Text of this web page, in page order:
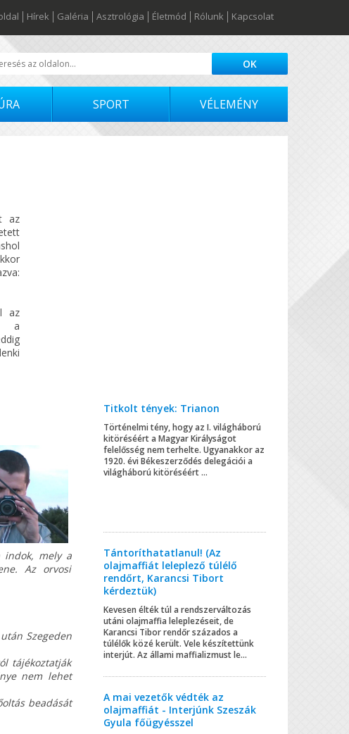
Hírek Galéria Asztrológia Életmód Rólunk Kapcsolat
SPORT VÉLEMÉNY
az
az
a
indok, mely a
Az orvosi
Szegeden
tájékoztatják
nem lehet
beadását
Titkolt tények: Trianon
Történelmi tény, hogy az I. világháború
kitöréséért a Magyar Királyságot
felelősség nem terhelte. Ugyanakkor az
1920. évi Békeszerződés delegációi a
világháború kitöréséért ...
Tántoríthatatlanul! (Az
olajmaffiát leleplező túlélő
rendőrt, Karancsi Tibort
kérdeztük)
Kevesen élték túl a rendszerváltozás
utáni olajmaffia leleplezéseit, de
Karancsi Tibor rendőr százados a
túlélők közé került. Vele készítettünk
interjút. Az állami maffializmust le...
A mai vezetők védték az
olajmaffiát - Interjúnk Szeszák
Gyula főügyésszel